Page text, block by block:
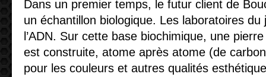
Dans un premier temps, le futur client de
un échantillon biologique. Les laboratoires du
l’ADN. Sur cette base biochimique, une
est construite, atome après atome (de
pour les couleurs et autres qualités